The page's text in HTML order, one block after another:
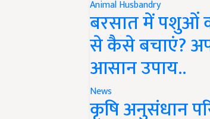
Animal Husbandry
बरसात में पशुओं
से कैसे बचाएं?
आसान उपाय..
News
कृषि अनुसंधान